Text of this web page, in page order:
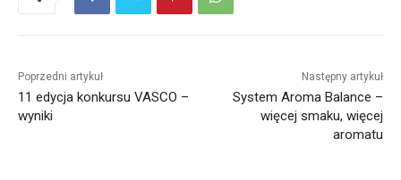
Poprzedni artykuł
11 edycja konkursu VASCO –
wyniki
Następny artykuł
System Aroma Balance –
więcej smaku, więcej
aromatu